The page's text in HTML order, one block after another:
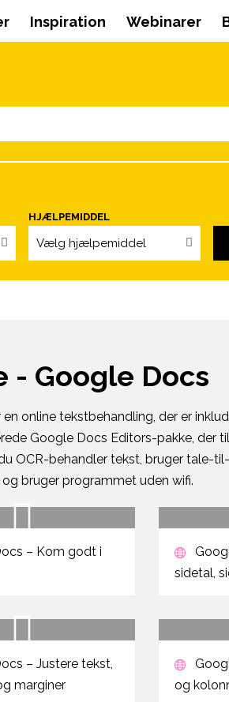
Inspiration Webinarer
HJÆLPEMIDDEL
Vælg hjælpemiddel
- Google Docs
online tekstbehandling, der er
Google Docs Editors-pakke, der
OCR-behandler tekst, bruger tale-
bruger programmet uden wifi.
– Kom godt i
sidetal,
– Justere tekst,
marginer
og